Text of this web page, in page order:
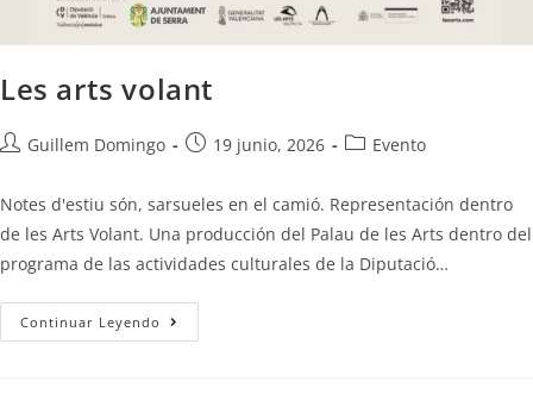
Les arts volant
Guillem Domingo 19 junio, 2026 Evento
Notes d'estiu són, sarsueles en el camió. Representación dentro
de les Arts Volant. Una producción del Palau de les Arts dentro del
programa de las actividades culturales de la Diputació…
Continuar Leyendo